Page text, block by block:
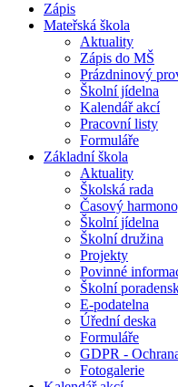
Zápis
Mateřská škola
Aktuality
Zápis do MŠ
Prázdninový
Školní jídelna
Kalendář akcí
Pracovní listy
Formuláře
Základní škola
Aktuality
Školská rada
Časový
Školní jídelna
Školní družina
Projekty
Povinné
Školní
E-podatelna
Úřední deska
Formuláře
GDPR -
Fotogalerie